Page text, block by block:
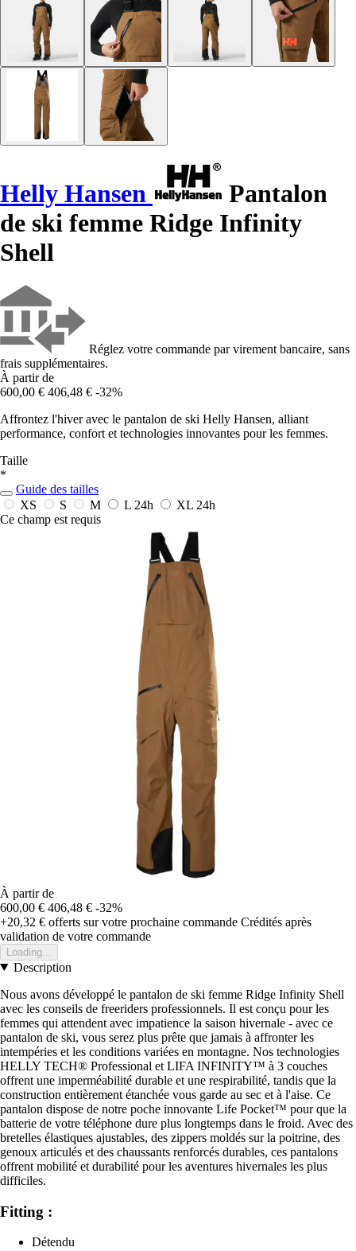
Helly Hansen
Pantalon
de ski femme Ridge Infinity
Shell
Réglez votre commande par virement bancaire, sans
frais supplémentaires.
À partir de
600,00 € 406,48 € -32%
Affrontez l'hiver avec le pantalon de ski Helly Hansen, alliant
performance, confort et technologies innovantes pour les femmes.
Taille
*
Guide des tailles
XS
S M L 24h XL 24h
Ce champ est requis
À partir de
600,00 € 406,48 € -32%
+20,32 € offerts sur votre prochaine commande Crédités après
validation de votre commande
Loading...
Description
Nous avons développé le pantalon de ski femme Ridge Infinity Shell
avec les conseils de freeriders professionnels. Il est conçu pour les
femmes qui attendent avec impatience la saison hivernale - avec ce
pantalon de ski, vous serez plus prête que jamais à affronter les
intempéries et les conditions variées en montagne. Nos technologies
HELLY TECH® Professional et LIFA INFINITY™ à 3 couches
offrent une imperméabilité durable et une respirabilité, tandis que la
construction entièrement étanchée vous garde au sec et à l'aise. Ce
pantalon dispose de notre poche innovante Life Pocket™ pour que la
batterie de votre téléphone dure plus longtemps dans le froid. Avec des
bretelles élastiques ajustables, des zippers moldés sur la poitrine, des
genoux articulés et des chaussants renforcés durables, ces pantalons
offrent mobilité et durabilité pour les aventures hivernales les plus
difficiles.
Fitting :
Détendu